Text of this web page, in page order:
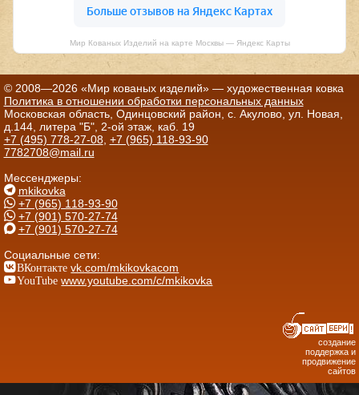
Мир Кованых Изделий на карте Москвы — Яндекс Карты
© 2008—2026 «Мир кованых изделий» — художественная ковка
Политика в отношении обработки персональных данных
Московская область, Одинцовский район, с. Акулово, ул. Новая,
д.144, литера "Б", 2-ой этаж, каб. 19
+7 (495) 778-27-08, +7 (965) 118-93-90
7782708@mail.ru
Мессенджеры:
mkikovka
+7 (965) 118-93-90
+7 (901) 570-27-74
+7 (901) 570-27-74
Социальные сети:
ВКонтакте vk.com/mkikovkacom
YouTube www.youtube.com/c/mkikovka
создание
поддержка и
продвижение
сайтов